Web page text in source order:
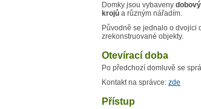
Domky jsou vybaveny
krojů a různým nářadím.
Původně se jednalo o dvojici
zrekonstruované objekty.
Otevírací doba
Po předchozí domluvě se
Kontakt na správce: zde
Přístup